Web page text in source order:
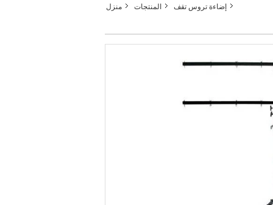
منزل المنتجات إضاءة تروس تقف